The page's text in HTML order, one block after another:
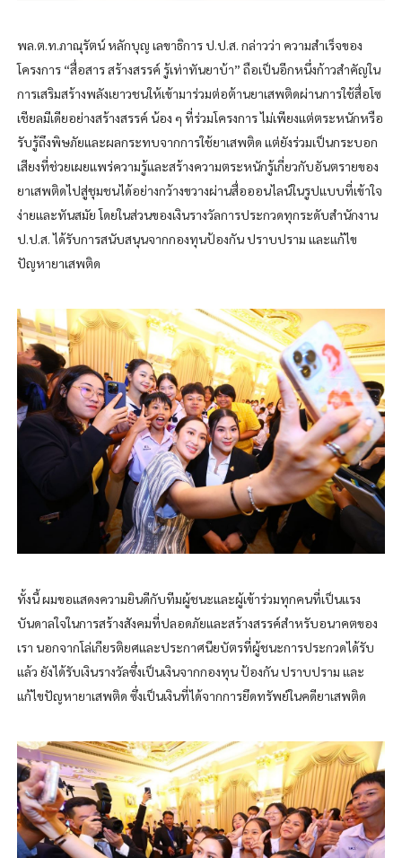
พล.ต.ท.ภาณุรัตน์ หลักบุญ เลขาธิการ ป.ป.ส. กล่าวว่า ความสำเร็จของ
โครงการ “สื่อสาร สร้างสรรค์ รู้เท่าทันยาบ้า” ถือเป็นอีกหนึ่งก้าวสำคัญใน
การเสริมสร้างพลังเยาวชนให้เข้ามาร่วมต่อต้านยาเสพติดผ่านการใช้สื่อโซ
เชียลมีเดียอย่างสร้างสรรค์ น้อง ๆ ที่ร่วมโครงการ ไม่เพียงแต่ตระหนักหรือ
รับรู้ถึงพิษภัยและผลกระทบจากการใช้ยาเสพติด แต่ยังร่วมเป็นกระบอก
เสียงที่ช่วยเผยแพร่ความรู้และสร้างความตระหนักรู้เกี่ยวกับอันตรายของ
ยาเสพติดไปสู่ชุมชนได้อย่างกว้างขวางผ่านสื่อออนไลน์ในรูปแบบที่เข้าใจ
ง่ายและทันสมัย โดยในส่วนของเงินรางวัลการประกวดทุกระดับสำนักงาน
ป.ป.ส. ได้รับการสนับสนุนจากกองทุนป้องกัน ปราบปราม และแก้ไข
ปัญหายาเสพติด
ทั้งนี้ ผมขอแสดงความยินดีกับทีมผู้ชนะและผู้เข้าร่วมทุกคนที่เป็นแรง
บันดาลใจในการสร้างสังคมที่ปลอดภัยและสร้างสรรค์สำหรับอนาคตของ
เรา นอกจากโล่เกียรติยศและประกาศนียบัตรที่ผู้ชนะการประกวดได้รับ
แล้ว ยังได้รับเงินรางวัลซึ่งเป็นเงินจากกองทุน ป้องกัน ปราบปราม และ
แก้ไขปัญหายาเสพติด ซึ่งเป็นเงินที่ได้จากการยึดทรัพย์ในคดียาเสพติด